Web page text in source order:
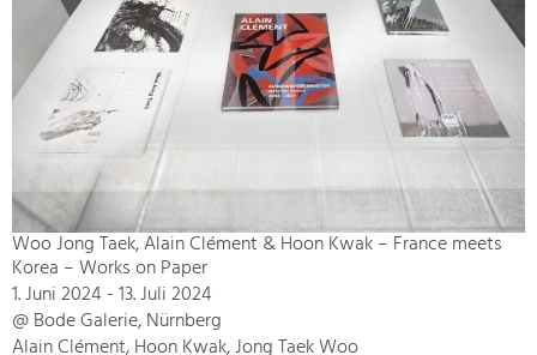
Woo Jong Taek, Alain Clément & Hoon Kwak – France meets
Korea – Works on Paper
1. Juni 2024 - 13. Juli 2024
@ Bode Galerie, Nürnberg
Alain Clément, Hoon Kwak, Jong Taek Woo